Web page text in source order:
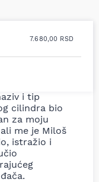
7.680,00 RSD
i
siguran koji je
i tip
cilindra bio
za moju
me je Miloš
istražio i